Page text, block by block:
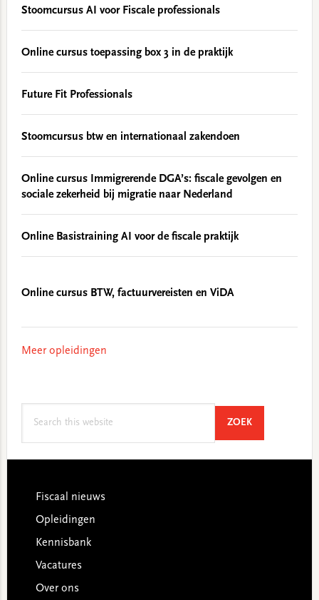
Stoomcursus AI voor Fiscale professionals
Online cursus toepassing box 3 in de praktijk
Future Fit Professionals
Stoomcursus btw en internationaal zakendoen
Online cursus Immigrerende DGA’s: fiscale gevolgen en
sociale zekerheid bij migratie naar Nederland
Online Basistraining AI voor de fiscale praktijk
Online cursus BTW, factuurvereisten en ViDA
Meer opleidingen
ZOEKSEARCH
Footer
Fiscaal nieuws
Opleidingen
Kennisbank
Vacatures
Over ons